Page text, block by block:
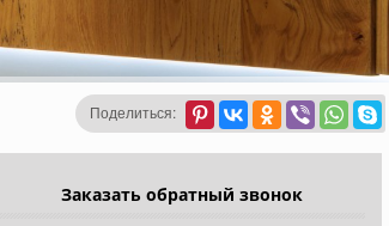
Поделиться:
Заказать обратный звонок